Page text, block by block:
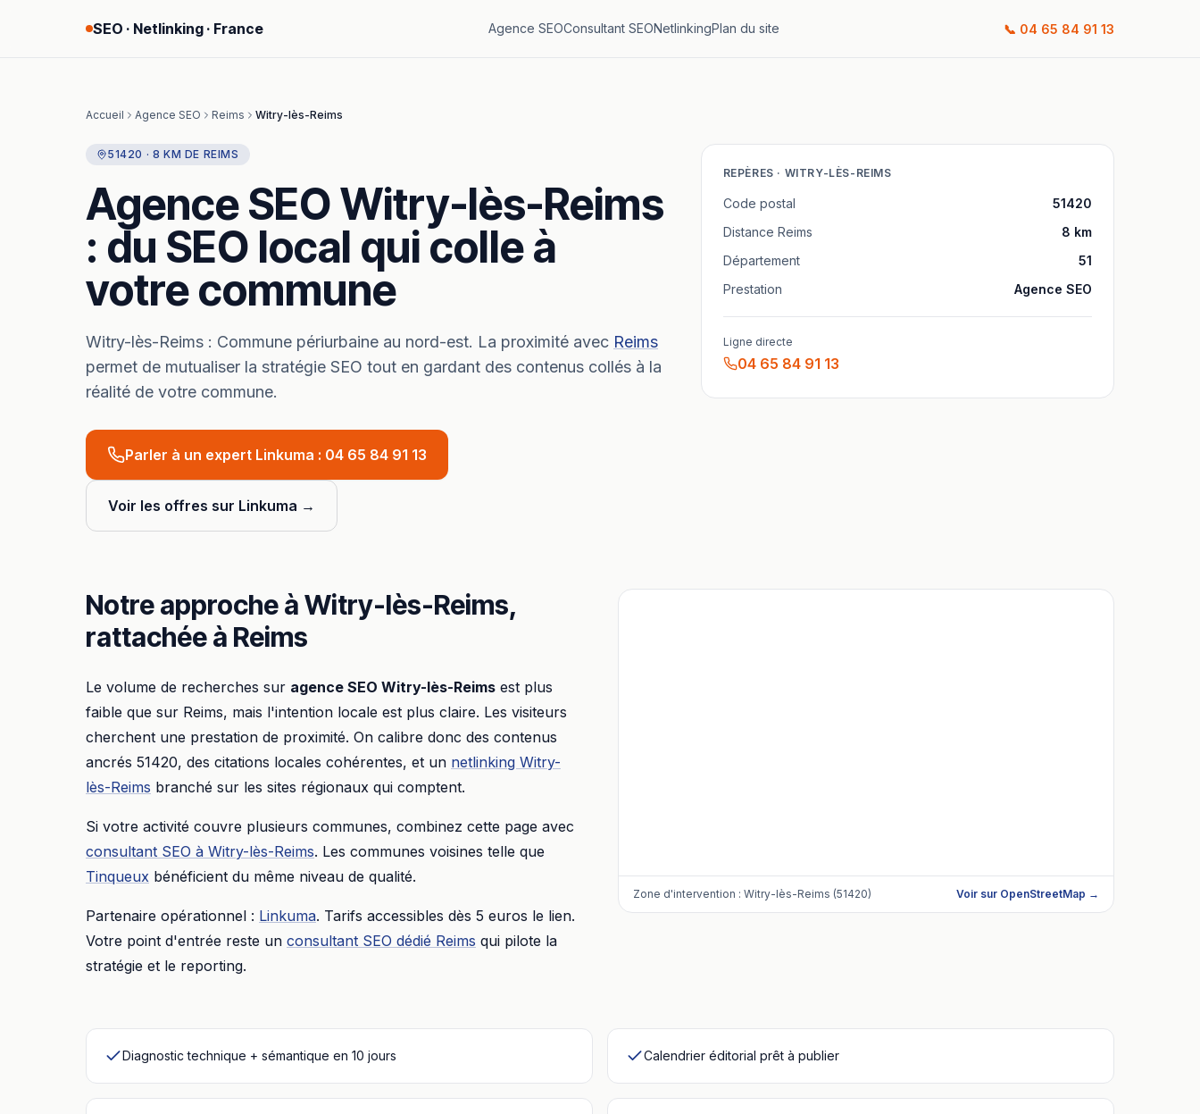
SEO · Netlinking · France Agence SEOConsultant SEONetlinkingPlan du site 📞 04 65 84 91 13
Accueil Agence SEO Reims Witry-lès-Reims
51420 · 8 KM DE REIMS
Agence SEOWitry-lès-Reims
: du SEO local qui colle à
votre commune
Witry-lès-Reims : Commune périurbaine au nord-est. La proximité avec Reims
permet de mutualiser la stratégie SEO tout en gardant des contenus collés à la
réalité de votre commune.
Parler à un expert Linkuma : 04 65 84 91 13
Voir les offres sur Linkuma →
REPÈRES · WITRY-LÈS-REIMS
Code postal
51420
Distance Reims 8 km
Département
51
Prestation
Agence SEO
Ligne directe
04 65 84 91 13
Notre approche àWitry-lès-Reims,
rattachée à Reims
Le volume de recherches sur agence SEO Witry-lès-Reims est plus
faible que sur Reims, mais l'intention locale est plus claire. Les visiteurs
cherchent une prestation de proximité. On calibre donc des contenus
ancrés 51420, des citations locales cohérentes, et un netlinking Witry-
lès-Reims branché sur les sites régionaux qui comptent.
Si votre activité couvre plusieurs communes, combinez cette page avec
consultant SEO à Witry-lès-Reims. Les communes voisines telle que
Tinqueux bénéficient du même niveau de qualité.
Partenaire opérationnel : Linkuma. Tarifs accessibles dès 5 euros le lien.
Votre point d'entrée reste un consultant SEO dédié Reims qui pilote la
stratégie et le reporting.
Zone d'intervention : Witry-lès-Reims (51420) Voir sur OpenStreetMap →
Diagnostic technique + sémantique en 10 jours Calendrier éditorial prêt à publier